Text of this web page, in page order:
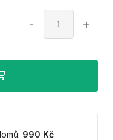
- +
990 Kč